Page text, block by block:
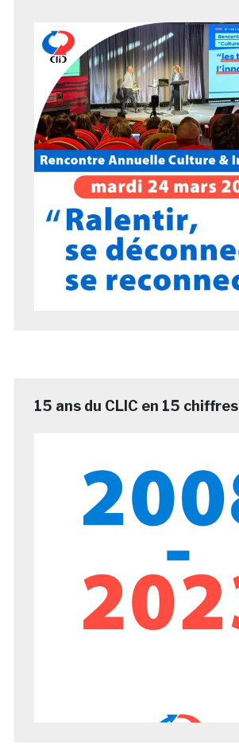
15 ans du CLIC en 15 chiffres